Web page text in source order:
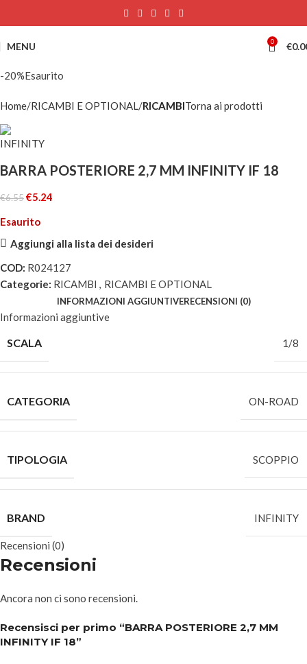
MENU 0 €
-20%Esaurito
Home RICAMBI E OPTIONAL RICAMBITorna ai prodotti
BARRA POSTERIORE 2,7 MM INFINITY IF 18
€6.55€5.24
Esaurito
Aggiungi alla lista dei desideri
COD: R024127
Categorie: RICAMBI , RICAMBI E OPTIONAL
INFORMAZIONI AGGIUNTIVERECENSIONI (0)
Informazioni aggiuntive
SCALA 1/8
CATEGORIA ON-ROAD
TIPOLOGIA SCOPPIO
BRAND INFINITY
Recensioni (0)
Recensioni
Ancora non ci sono recensioni.
Recensisci per primo “BARRA POSTERIORE 2,7 MM
INFINITY IF 18”